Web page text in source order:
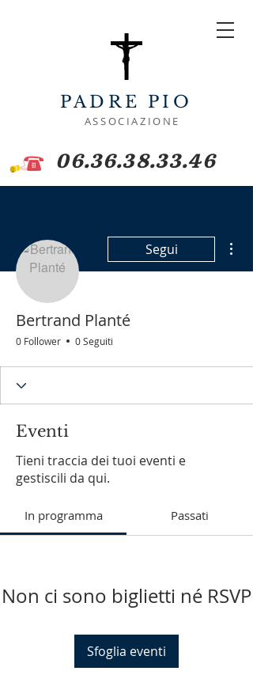
PADRE PIO
ASSOCIAZIONE
06.36.38.33.46
Segui
Bertrand Planté
0 Follower 0 Seguiti
Eventi
Tieni traccia dei tuoi eventi e
gestiscili da qui.
In programma Passati
Non ci sono biglietti né RSVP
Sfoglia eventi